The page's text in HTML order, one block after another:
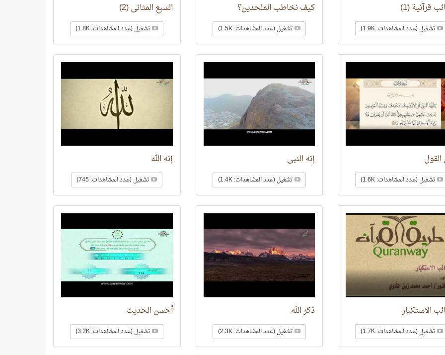
قرآنية (1)
تشغيل (عدد المشاهدات: 1.9K)
كيف نخاطب الملحدين؟
تشغيل (عدد المشاهدات: 1.5K)
السبع المثاني (2)
تشغيل (عدد المشاهدات: 1.8K)
تشغيل (عدد المشاهدات: 1.6K)
إنه النبي
تشغيل (عدد المشاهدات: 1.4K)
إنه الله
تشغيل (عدد المشاهدات: 745)
الاستكبار
تشغيل (عدد المشاهدات: 1.7K)
ذكر الله
تشغيل (عدد المشاهدات: 2.3K)
أحسن الحديث
تشغيل (عدد المشاهدات: 3.2K)